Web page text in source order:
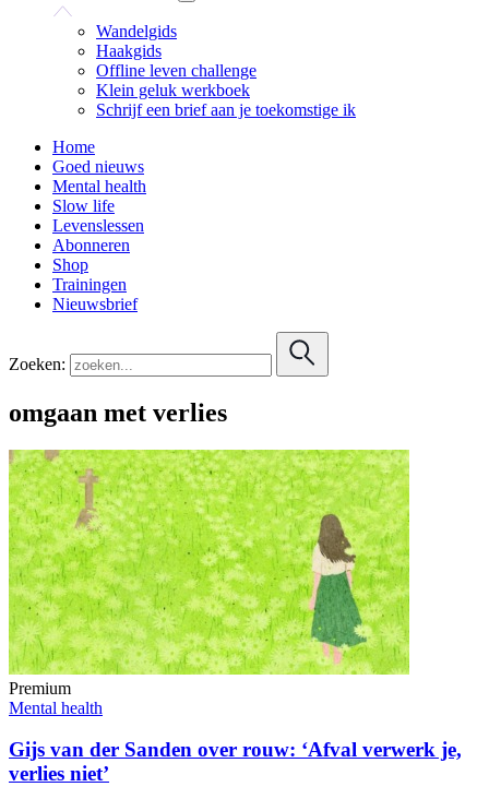
Wandelgids
Haakgids
Offline leven challenge
Klein geluk werkboek
Schrijf een brief aan je toekomstige ik
Home
Goed nieuws
Mental health
Slow life
Levenslessen
Abonneren
Shop
Trainingen
Nieuwsbrief
Zoeken:
omgaan met verlies
Premium
Mental health
Gijs van der Sanden over rouw: ‘Afval verwerk je,
verlies niet’